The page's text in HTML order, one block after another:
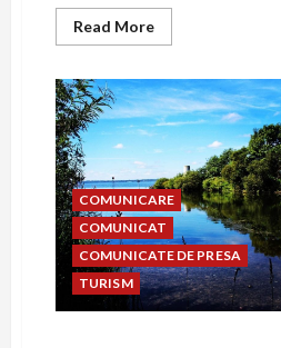
Read MoreRead
more
Dunării
–
Descoperă
biodiversitatea
unică
COMUNICARE
COMUNICAT
COMUNICATE DE PRESA
TURISM